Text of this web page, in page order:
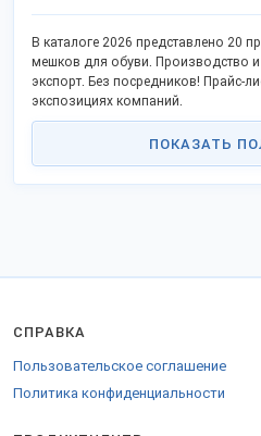
В каталоге 2026 представлено 20
мешков для обуви. Производство
экспорт. Без посредников! Прайс-
экспозициях компаний.
ПОКАЗАТЬ
СПРАВКА
Пользовательское соглашение
Политика конфиденциальности